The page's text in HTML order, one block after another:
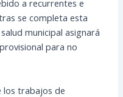
a recurrentes e
se completa esta
municipal asignará
para no
los trabajos de